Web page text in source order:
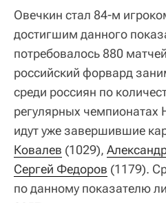
Овечкин стал 84-м
достигшим данного
потребовалось 880
российский форвард
среди россиян по
регулярных
идут уже завершившие
Ковалев (1029),
Сергей Федоров (1179).
по данному показателю